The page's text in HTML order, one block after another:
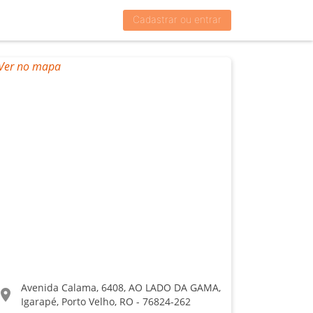
Cadastrar ou entrar
Avenida Calama, 6408, AO LADO DA GAMA,
Igarapé, Porto Velho, RO - 76824-262